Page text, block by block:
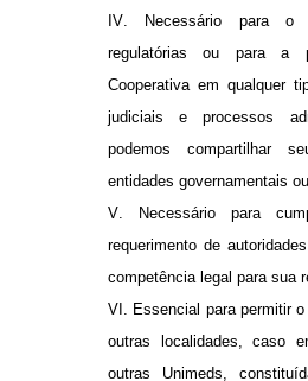
IV. Necessário para o
regulatórias ou para a
Cooperativa em qualquer
judiciais e processos
podemos compartilhar
entidades governamentais
V. Necessário para
requerimento de
competência legal para sua
VI. Essencial para permitir
outras localidades, caso
outras Unimeds,